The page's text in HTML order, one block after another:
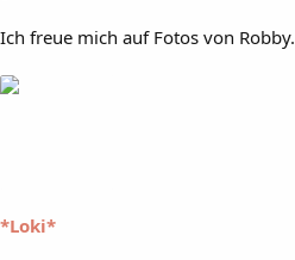
Ich freue mich auf Fotos von Robby.
*Loki*